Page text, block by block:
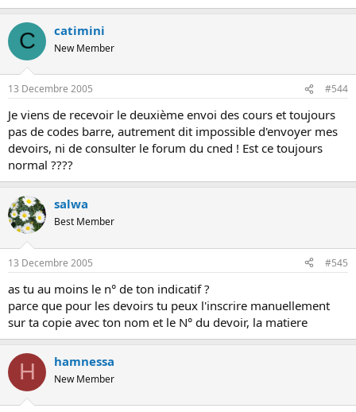
C catimini
New Member
13 Decembre 2005 #544
Je viens de recevoir le deuxième envoi des cours et toujours
pas de codes barre, autrement dit impossible d'envoyer mes
devoirs, ni de consulter le forum du cned ! Est ce toujours
normal ????
salwa
Best Member
13 Decembre 2005 #545
as tu au moins le n° de ton indicatif ?
parce que pour les devoirs tu peux l'inscrire manuellement
sur ta copie avec ton nom et le N° du devoir, la matiere
H hamnessa
New Member